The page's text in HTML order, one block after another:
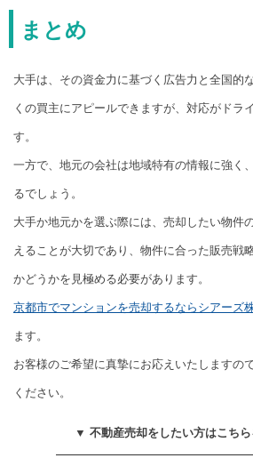
まとめ
大手は、その資金力に基づく広告力と全国的
くの買主にアピールできますが、対応がドラ
す。
一方で、地元の会社は地域特有の情報に強く
るでしょう。
大手か地元かを選ぶ際には、売却したい物件
えることが大切であり、物件に合った販売戦
かどうかを見極める必要があります。
京都市でマンションを売却するならシアーズ
ます。
お客様のご希望に真摯にお応えいたしますの
ください。
▼ 不動産売却をしたい方はこち